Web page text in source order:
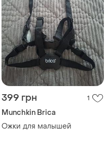
399 грн 1
Munchkin Brica
Ожки для малышей